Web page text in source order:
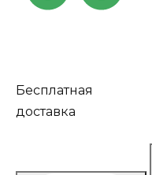
Бесплатная
доставка